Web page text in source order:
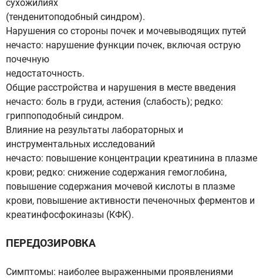
сухожилиях
(тенденитоподобный синдром).
Нарушения со стороны почек и мочевыводящих путей
нечасто: нарушение функции почек, включая острую
почечную
недостаточность.
Общие расстройства и нарушения в месте введения
нечасто: боль в груди, астения (слабость); редко:
гриппоподобный синдром.
Влияние на результаты лабораторных и
инструментальных исследований
нечасто: повышение концентрации креатинина в плазме
крови; редко: снижение содержания гемоглобина,
повышение содержания мочевой кислоты в плазме
крови, повышение активности печеночных ферментов и
креатинфосфокиназы (КФК).
ПЕРЕДОЗИРОВКА
Симптомы: наиболее выраженными проявлениями